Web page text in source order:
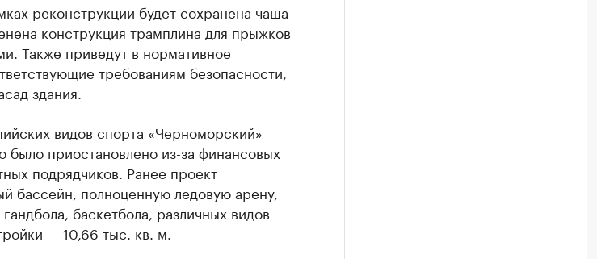
реконструкции будет сохранена чаша
конструкция трамплина для прыжков
Также приведут в нормативное
требованиям безопасности,
здания.
видов спорта «Черноморский»
было приостановлено из-за финансовых
подрядчиков. Ранее проект
бассейн, полноценную ледовую арену,
баскетбола, различных видов
— 10,66 тыс. кв. м.